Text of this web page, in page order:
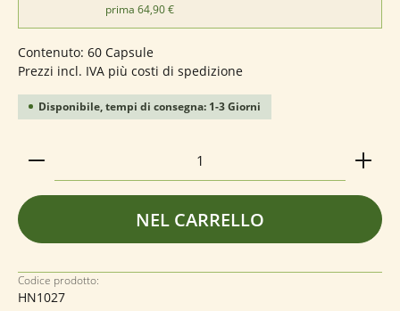
prima 64,90 €
Contenuto: 60 Capsule
Prezzi incl. IVA più costi di spedizione
Disponibile, tempi di consegna: 1-3 Giorni
Quantità del prodotto: inserisci la quantità
NEL CARRELLO
Codice prodotto:
HN1027